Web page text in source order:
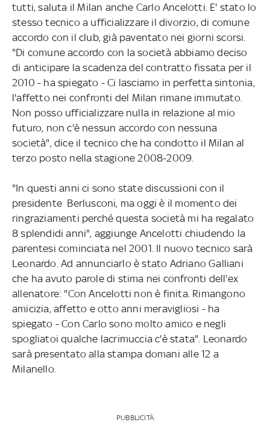
tutti, saluta il Milan anche Carlo Ancelotti. E' stato lo
stesso tecnico a ufficializzare il divorzio, di comune
accordo con il club, già paventato nei giorni scorsi.
"Di comune accordo con la società abbiamo deciso
di anticipare la scadenza del contratto fissata per il
2010 - ha spiegato - Ci lasciamo in perfetta sintonia,
l'affetto nei confronti del Milan rimane immutato.
Non posso ufficializzare nulla in relazione al mio
futuro, non c'è nessun accordo con nessuna
società", dice il tecnico che ha condotto il Milan al
terzo posto nella stagione 2008-2009.
"In questi anni ci sono state discussioni con il
presidente Berlusconi, ma oggi è il momento dei
ringraziamenti perché questa società mi ha regalato
8 splendidi anni", aggiunge Ancelotti chiudendo la
parentesi cominciata nel 2001. Il nuovo tecnico sarà
Leonardo. Ad annunciarlo è stato Adriano Galliani
che ha avuto parole di stima nei confronti dell'ex
allenatore: "Con Ancelotti non è finita. Rimangono
amicizia, affetto e otto anni meravigliosi - ha
spiegato - Con Carlo sono molto amico e negli
spogliatoi qualche lacrimuccia c'è stata". Leonardo
sarà presentato alla stampa domani alle 12 a
Milanello.
PUBBLICITÀ